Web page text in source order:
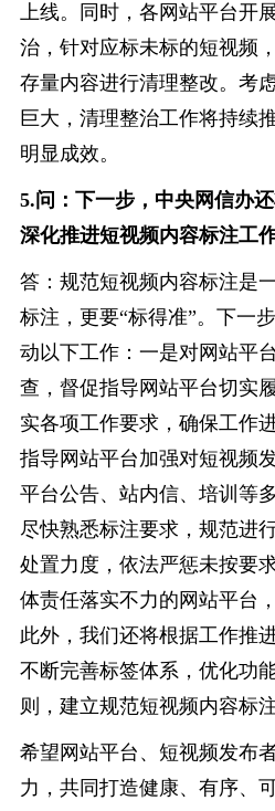
上线。同时，各网站平台开
治，针对应标未标的短视频
存量内容进行清理整改。考
巨大，清理整治工作将持续
明显成效。
5.问：下一步，中央网信办
深化推进短视频内容标注工
答：规范短视频内容标注是
标注，更要“标得准”。下一
动以下工作：一是对网站平
查，督促指导网站平台切实
实各项工作要求，确保工作
指导网站平台加强对短视频
平台公告、站内信、培训等
尽快熟悉标注要求，规范进
处置力度，依法严惩未按要
体责任落实不力的网站平台
此外，我们还将根据工作推
不断完善标签体系，优化功
则，建立规范短视频内容标
希望网站平台、短视频发布
力，共同打造健康、有序、